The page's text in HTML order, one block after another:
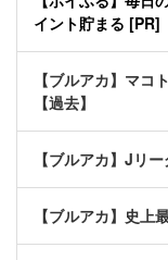
イント貯まる [PR]
【ブルアカ】マコ
【過去】
【ブルアカ】Jリ
【ブルアカ】史上